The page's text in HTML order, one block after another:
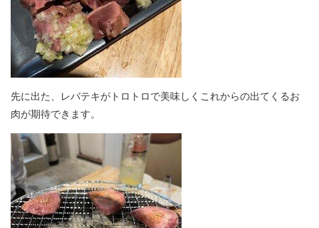
先に出た、レバテキがトロトロで美味しくこれからの出てくるお
肉が期待できます。